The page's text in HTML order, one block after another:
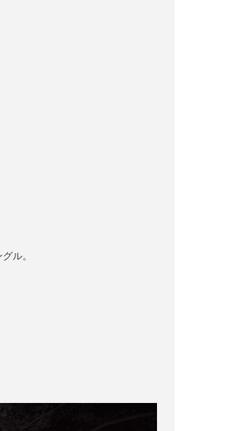
ル。